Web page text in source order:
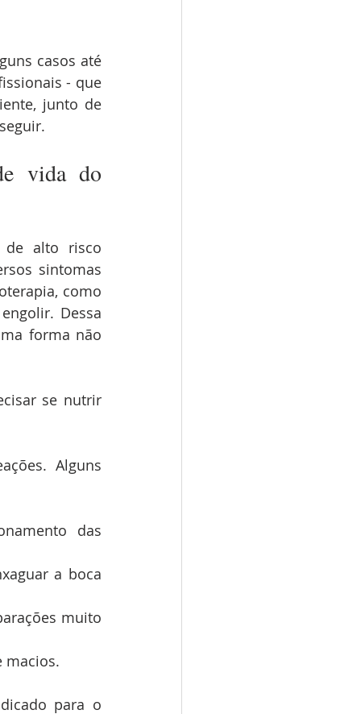
casos até
- que
junto de
vida do
de alto risco
sintomas
como
Dessa
forma não
se nutrir
Alguns
das
a boca
muito
macios.
para o